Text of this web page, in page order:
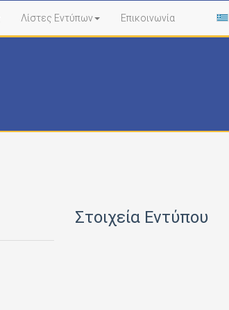
Λίστες Εντύπων Επικοινωνία
Στοιχεία Εντύπου